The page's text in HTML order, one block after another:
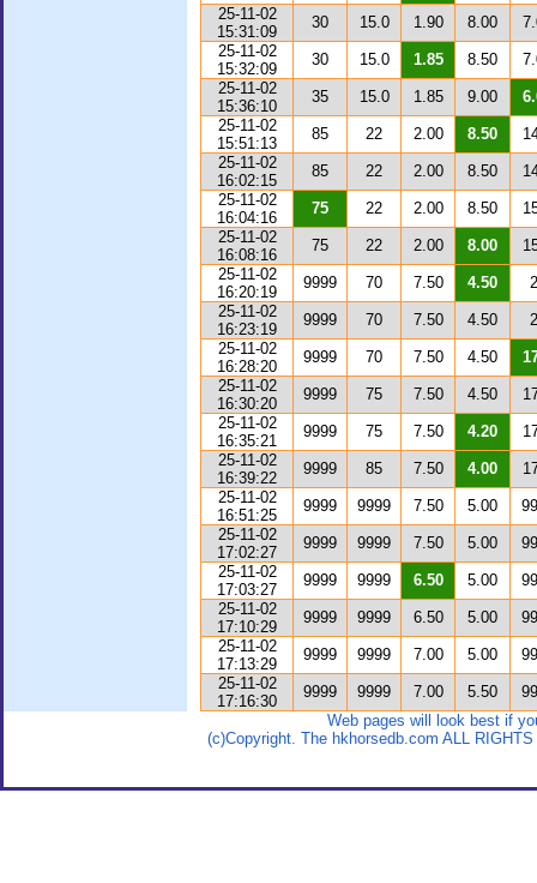
25-11-02
15:31:09
30 15.0 1.90 8.00
25-11-02
15:32:09
30 15.0 1.85 8.50
25-11-02
15:36:10
35 15.0 1.85 9.00
25-11-02
15:51:13
85 22 2.00 8.50
25-11-02
16:02:15
85 22 2.00 8.50
25-11-02
16:04:16
75 22 2.00 8.50
25-11-02
16:08:16
75 22 2.00 8.00
25-11-02
16:20:19
9999 70 7.50 4.50
25-11-02
16:23:19
9999 70 7.50 4.50
25-11-02
16:28:20
9999 70 7.50 4.50
25-11-02
16:30:20
9999 75 7.50 4.50
25-11-02
16:35:21
9999 75 7.50 4.20
25-11-02
16:39:22
9999 85 7.50 4.00
25-11-02
16:51:25
9999 9999 7.50 5.00
25-11-02
17:02:27
9999 9999 7.50 5.00
25-11-02
17:03:27
9999 9999 6.50 5.00
25-11-02
17:10:29
9999 9999 6.50 5.00
25-11-02
17:13:29
9999 9999 7.00 5.00
25-11-02
17:16:30
9999 9999 7.00 5.50
Web pages will look best if
(c)Copyright. The hkhorsedb.com ALL